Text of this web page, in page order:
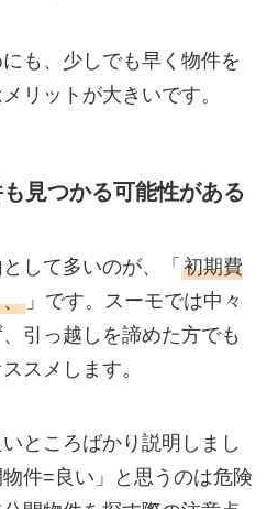
も、少しでも早く物件を
リットが大きいです。
見つかる可能性がある
して多いのが、「 初期費
」です。スーモでは中々
引っ越しを諦めた方でも
スメします。
ところばかり説明しまし
件=良い」と思うのは危険